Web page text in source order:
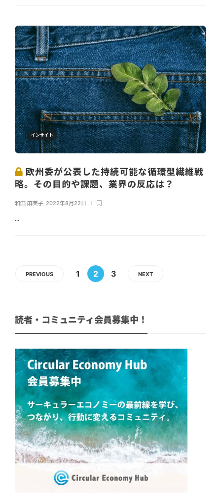
インサイト
欧州委が公表した持続可能な循環型繊維戦
略。その目的や課題、業界の反応は？
和田 麻美子 2022年8月22日
...
PREVIOUS 1 2 3 NEXT
読者・コミュニティ会員募集中！